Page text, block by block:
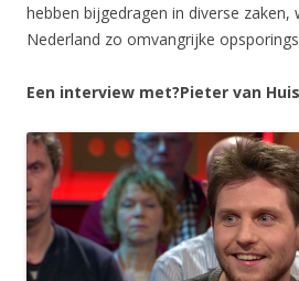
hebben bijgedragen in diverse
Nederland zo omvangrijke
Een interview met?Pieter van Huis